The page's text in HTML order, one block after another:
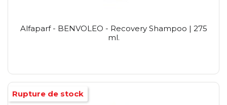
Alfaparf - BENVOLEO - Recovery Shampoo | 275
ml.
Rupture de stock